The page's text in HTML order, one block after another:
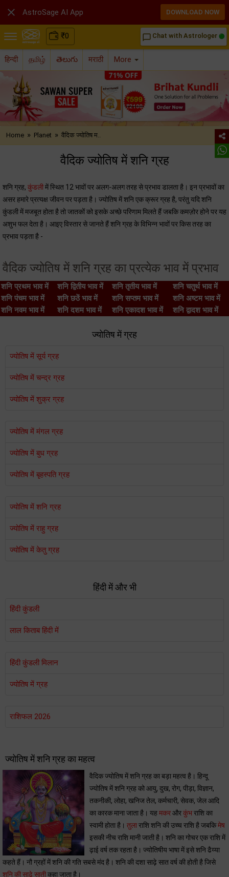
₹0 chat_bubble_outline Chat with Astrologer
हिन्दी தமிழ் తెలుగు मराठी More
Home » Planet » वैदिक ज्योतिष म..
वैदिक ज्योतिष में शनि ग्रह
शनि ग्रह, कुंडलीमें स्थित 12 भावों पर अलग-अलग तरह से प्रभाव डालता है। इन प्रभावों का
असर हमारे प्रत्यक्ष जीवन पर पड़ता है। ज्योतिष में शनि एक क्रूर ग्रह है, परंतु यदि शनि
कुंडली में मजबूत होता है तो जातकों को इसके अच्छे परिणाम मिलते हैं जबकि कमज़ोर होने पर यह
अशुभ फल देता है। आइए विस्तार से जानते हैं शनि ग्रह के विभिन्न भावों पर किस तरह का
प्रभाव पड़ता है -
वैदिक ज्योतिष में शनि ग्रह का प्रत्येक भाव में प्रभाव
शनि प्रथम भाव में शनि द्वितीय भाव में शनि तृतीय भाव में
शनि चतुर्थ भाव में
शनि पंचम भाव में
शनि छठें भाव में शनि सप्तम भाव में
शनि अष्टम भाव में
शनि नवम भाव में
शनि दशम भाव में शनि एकादश भाव में शनि द्वादश भाव में
ज्योतिष में ग्रह
ज्योतिष में सूर्य ग्रह
ज्योतिष में चन्द्र ग्रह
ज्योतिष में शुक्र ग्रह
ज्योतिष में मंगल ग्रह
ज्योतिष में बुध ग्रह
ज्योतिष में बृहस्पति ग्रह
ज्योतिष में शनि ग्रह
ज्योतिष में राहु ग्रह
ज्योतिष में केतु ग्रह
हिंदी में और भी
हिंदी कुंडली
लाल किताब हिंदी में
हिंदी कुंडली मिलान
ज्योतिष में ग्रह
राशिफल 2026
ज्योतिष में शनि ग्रह का महत्व
वैदिक ज्योतिष में शनि ग्रह का बड़ा महत्व है। हिन्दू
ज्योतिष में शनि ग्रह को आयु, दुख, रोग, पीड़ा, विज्ञान,
तकनीकी, लोहा, खनिज तेल, कर्मचारी, सेवक, जेल आदि
का कारक माना जाता है। यहमकरऔरकुंभराशि का
स्वामी होता है। तुलाराशि शनि की उच्च राशि है जबकिमेष
इसकी नीच राशि मानी जाती है। शनि का गोचर एक राशि में
ढ़ाई वर्ष तक रहता है। ज्योतिषीय भाषा में इसे शनि ढैय्या
कहते हैं। नौ ग्रहों में शनि की गति सबसे मंद है। शनि की दशा साढ़े सात वर्ष की होती है जिसे
शनि की साढ़े सातीकहा जाता है।
 AstroSage AI App DOWNLOAD NOW